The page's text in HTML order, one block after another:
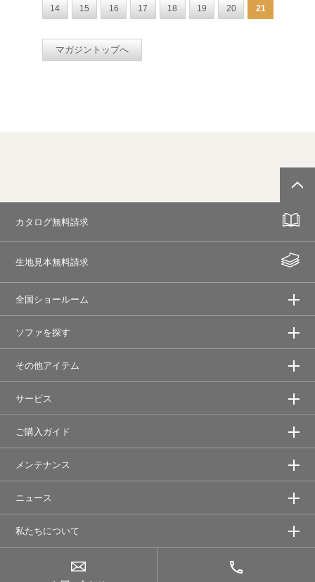
14 15 16 17 18 19 20 21
マガジントップへ
カタログ無料請求
生地見本無料請求
全国ショールーム
ソファを探す
その他アイテム
サービス
ご購入ガイド
メンテナンス
ニュース
私たちについて